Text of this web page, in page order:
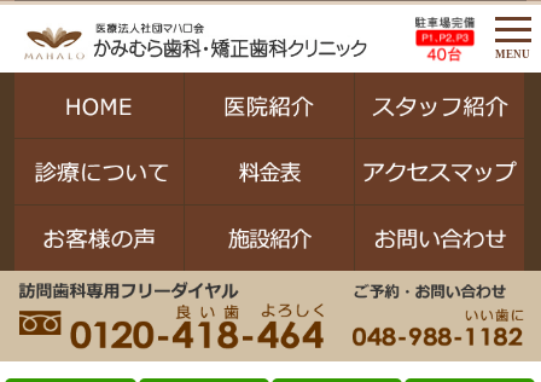
MENU